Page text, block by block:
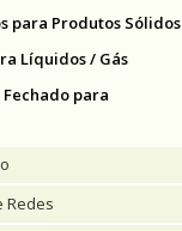
para Produtos Sólidos
Líquidos / Gás
para
Redes